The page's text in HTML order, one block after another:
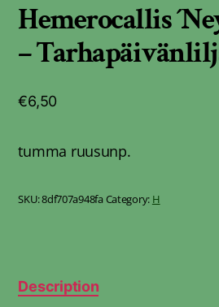
Hemerocallis
–
€6,50
tumma ruusunp.
SKU:8df707a948faCategory: H
Description